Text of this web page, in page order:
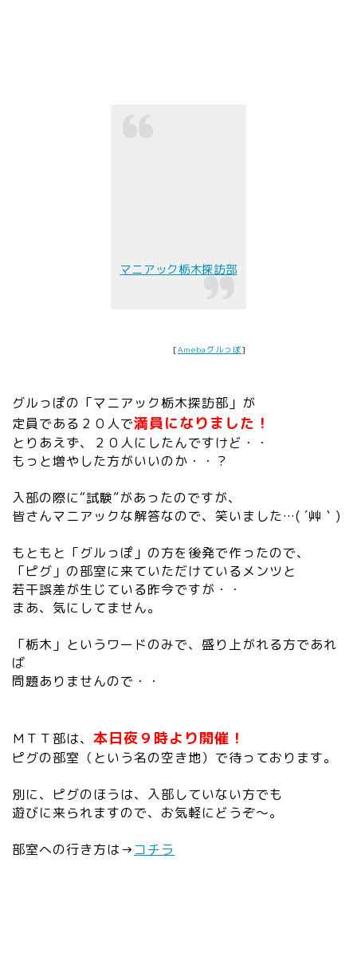
マニアック栃木探訪部
[Amebaグルっぽ]
グルっぽの「マニアック栃木探訪部」が
定員である２０人で満員になりました！
とりあえず、２０人にしたんですけど・・
もっと増やした方がいいのか・・？
入部の際に“試験”があったのですが、
皆さんマニアックな解答なので、笑いました…( ´艸｀)
もともと「グルっぽ」の方を後発で作ったので、
「ピグ」の部室に来ていただけているメンツと
若干誤差が生じている昨今ですが・・
まあ、気にしてません。
「栃木」というワードのみで、盛り上がれる方であれ
ば
問題ありませんので・・
ＭＴＴ部は、 本日夜９時より開催！
ピグの部室（という名の空き地）で待っております。
別に、ピグのほうは、入部していない方でも
遊びに来られますので、お気軽にどうぞ～。
部室への行き方は→ コチラ